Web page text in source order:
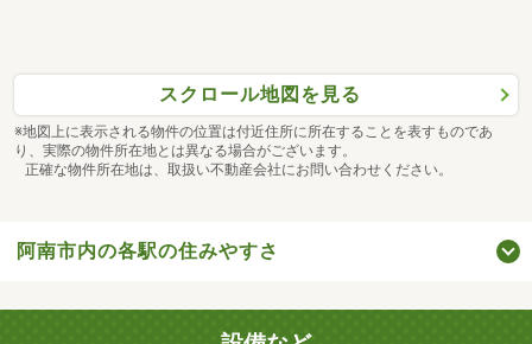
スクロール地図を見る
※地図上に表示される物件の位置は付近住所に所在することを表すものであ
り、実際の物件所在地とは異なる場合がございます。
正確な物件所在地は、取扱い不動産会社にお問い合わせください。
阿南市内の各駅の住みやすさ